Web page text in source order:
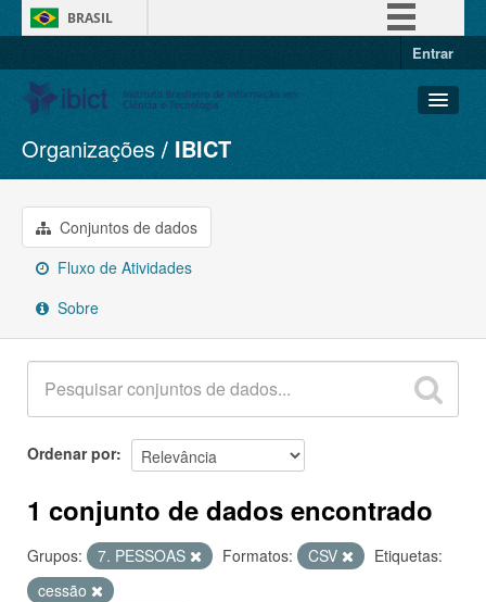
BRASIL
Entrar
Conjuntos de dados
Organizações
Grupos
Sobre
Organizações IBICT
Conjuntos de dados
Fluxo de Atividades
Sobre
Ordenar por
1 conjunto de dados encontrado
Grupos: 7. PESSOAS Formatos: CSV
Etiquetas:
cessão